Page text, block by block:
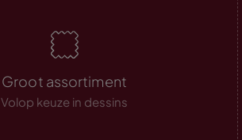
Groot assortiment
Volop keuze in dessins